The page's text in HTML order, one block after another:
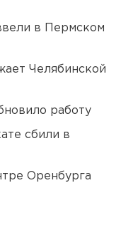
в Пермском
Челябинской
работу
сбили в
Оренбурга